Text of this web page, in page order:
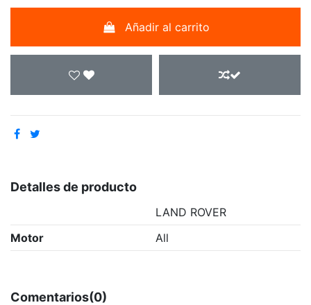
Añadir al carrito
Detalles de producto
LAND ROVER
Motor
All
Comentarios(0)